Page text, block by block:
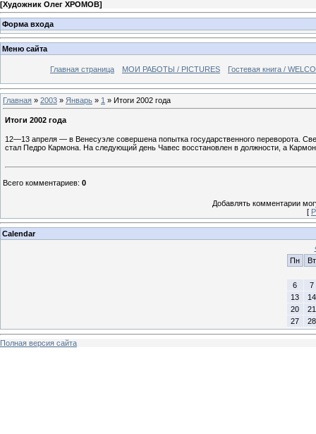
[Художник Олег ХРОМОВ]
Форма входа
Меню сайта
Главная страница МОИ РАБОТЫ / PICTURES Гостевая книга /
Главная » 2003 » Январь » 1 » Итоги 2002 года
Итоги 2002 года
12—13 апреля — в Венесуэле совершена попытка государственного переворота.
стал Педро Кармона. На следующий день Чавес восстановлен в должности, а
Всего комментариев: 0
Добавлять комментарии
[
Calendar
Пн
Вт
6
7
13
14
20
21
27
28
Полная версия сайта